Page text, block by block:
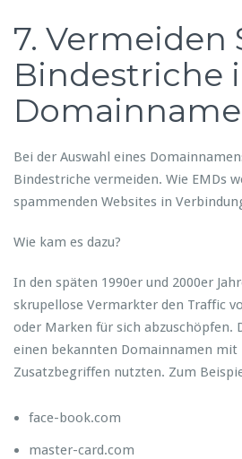
7. Vermeiden
Bindestriche
Bei der Auswahl eines
Bindestriche vermeiden. Wie EMDs
spammenden Websites in
Wie kam es dazu?
In den späten 1990er und 2000er
skrupellose Vermarkter den Traffic
oder Marken für sich abzuschöpfen.
einen bekannten Domainnamen mit
Zusatzbegriffen nutzten. Zum
face-book.com
master-card.com